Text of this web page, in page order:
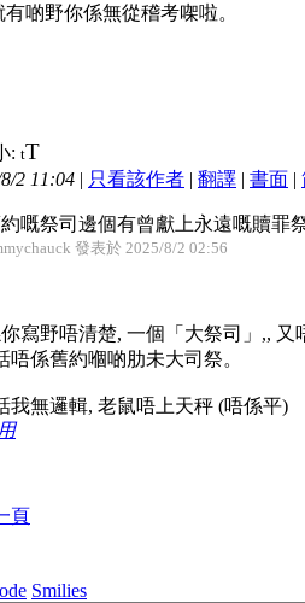
啲野你係無從稽考㗎啦。
: tT
2 11:04 | 只看該作者 | 翻譯 | 書面 |
嘅祭司邊個有曾獻上永遠嘅贖罪
發表於 2025/8/2 02:56
寫野唔清楚, 一個「大祭司」,, 又
唔係舊約嗰啲肋未大司祭。
我無邏輯, 老鼠唔上天秤 (唔係平)
頁
Smilies